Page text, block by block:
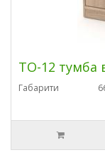
ТО-12 тумба
Габарити